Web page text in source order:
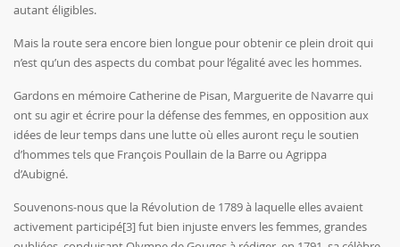
autant éligibles.
Mais la route sera encore bien longue pour obtenir ce plein droit qui
n’est qu’un des aspects du combat pour l’égalité avec les hommes.
Gardons en mémoire Catherine de Pisan, Marguerite de Navarre qui
ont su agir et écrire pour la défense des femmes, en opposition aux
idées de leur temps dans une lutte où elles auront reçu le soutien
d’hommes tels que François Poullain de la Barre ou Agrippa
d’Aubigné.
Souvenons-nous que la Révolution de 1789 à laquelle elles avaient
activement participé[3]fut bien injuste envers les femmes, grandes